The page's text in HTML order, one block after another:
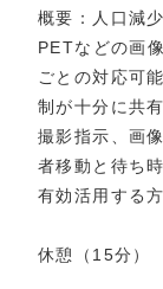
概要：人口減
PETなどの画
ごとの対応可
制が十分に共
撮影指示、画
者移動と待ち
有効活用する
休憩（15分）